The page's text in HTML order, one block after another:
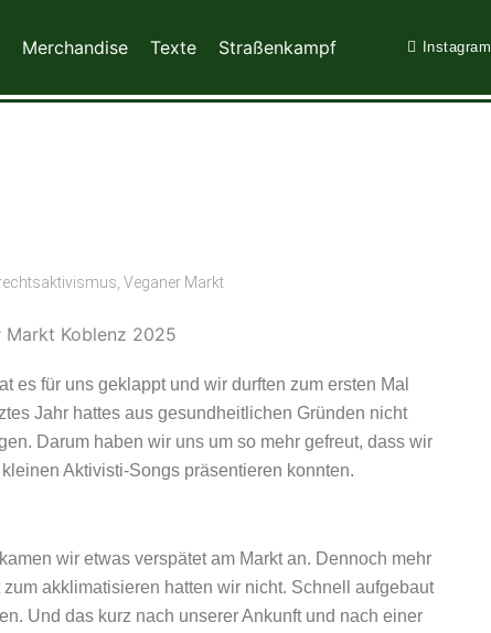
Merchandise Texte Straßenkampf Instagram
Veganer Markt
es für uns geklappt und wir durften zum ersten Mal
Jahr hattes aus gesundheitlichen Gründen nicht
Darum haben wir uns um so mehr gefreut, dass wir
Aktivisti-Songs präsentieren konnten.
wir etwas verspätet am Markt an. Dennoch mehr
akklimatisieren hatten wir nicht. Schnell aufgebaut
Und das kurz nach unserer Ankunft und nach einer